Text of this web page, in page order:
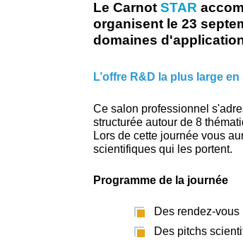
Le Carnot STAR
organisent le 23
domaines
L’offre R&D la plus large
Ce salon professionnel
structurée autour de 8
Lors de cette journée vous
scientifiques qui les portent.
Programme de la journée
Des rendez-
Des pitchs